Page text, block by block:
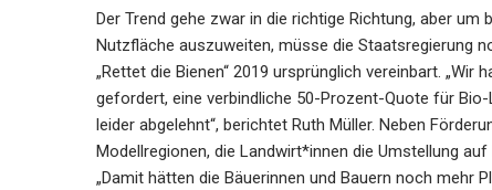
Der Trend gehe zwar in die richtige Richtung, aber
Nutzfläche auszuweiten, müsse die Staatsregierung
„Rettet die Bienen“ 2019 ursprünglich vereinbart.
gefordert, eine verbindliche 50-Prozent-Quote für
leider abgelehnt“, berichtet Ruth Müller. Neben
Modellregionen, die Landwirt*innen die Umstellung
„Damit hätten die Bäuerinnen und Bauern noch mehr